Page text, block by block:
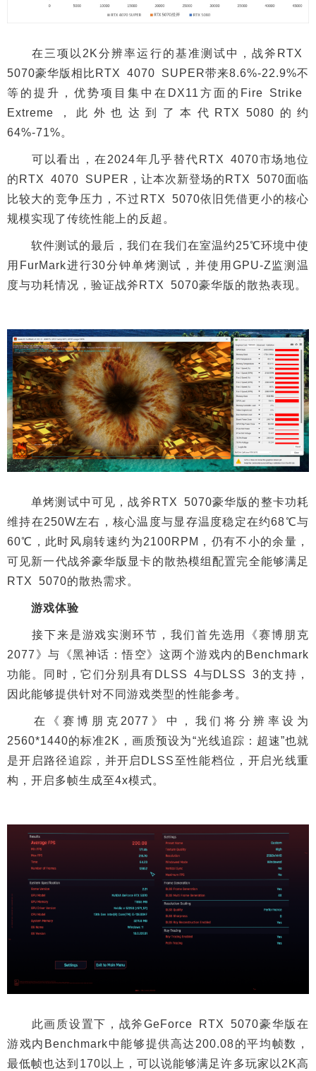
在三项以2K分辨率运行的基准测试中，战斧RTX
5070豪华版相比RTX 4070 SUPER带来8.6%-22.9%不
等的提升，优势项目集中在DX11方面的Fire Strike
Extreme，此外也达到了本代RTX 5080的约
64%-71%。
可以看出，在2024年几乎替代RTX 4070市场地位
的RTX 4070 SUPER，让本次新登场的RTX 5070面临
比较大的竞争压力，不过RTX 5070依旧凭借更小的核心
规模实现了传统性能上的反超。
软件测试的最后，我们在我们在室温约25℃环境中使
用FurMark进行30分钟单烤测试，并使用GPU-Z监测温
度与功耗情况，验证战斧RTX 5070豪华版的散热表现。
单烤测试中可见，战斧RTX 5070豪华版的整卡功耗
维持在250W左右，核心温度与显存温度稳定在约68℃与
60℃，此时风扇转速约为2100RPM，仍有不小的余量，
可见新一代战斧豪华版显卡的散热模组配置完全能够满足
RTX 5070的散热需求。
游戏体验
接下来是游戏实测环节，我们首先选用《赛博朋克
2077》与《黑神话：悟空》这两个游戏内的Benchmark
功能。同时，它们分别具有DLSS 4与DLSS 3的支持，
因此能够提供针对不同游戏类型的性能参考。
在《赛博朋克2077》中，我们将分辨率设为
2560*1440的标准2K，画质预设为“光线追踪：超速”也就
是开启路径追踪，并开启DLSS至性能档位，开启光线重
构，开启多帧生成至4x模式。
此画质设置下，战斧GeForce RTX 5070豪华版在
游戏内Benchmark中能够提供高达200.08的平均帧数，
最低帧也达到170以上，可以说能够满足许多玩家以2K高